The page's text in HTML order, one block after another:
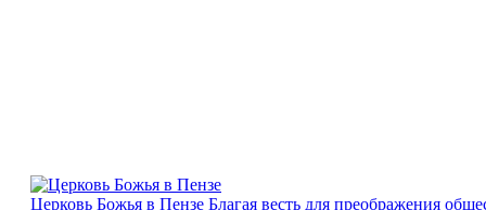
Церковь Божья в Пензе Благая весть для преображения